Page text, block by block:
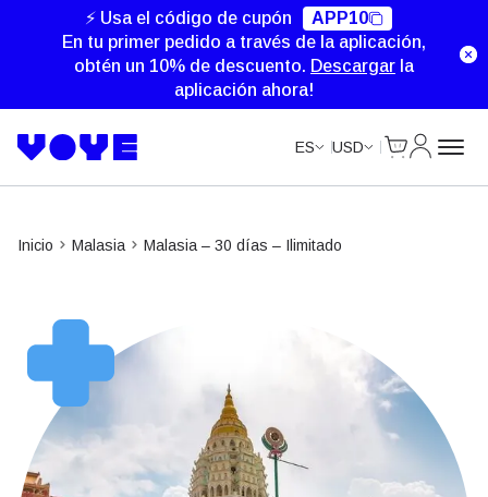
⚡ Usa el código de cupón
APP10
En tu primer pedido a través de la aplicación,
obtén un 10% de descuento. Descargar la
aplicación ahora!
ES USD
Inicio Malasia Malasia – 30 días – Ilimitado
Unlimited Data
Unlimited Data
Unlimited Data
Unlimited Data